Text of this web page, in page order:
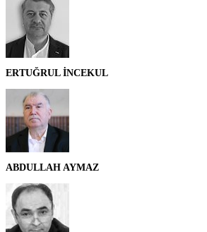
ERTUĞRUL İNCEKUL
ABDULLAH AYMAZ